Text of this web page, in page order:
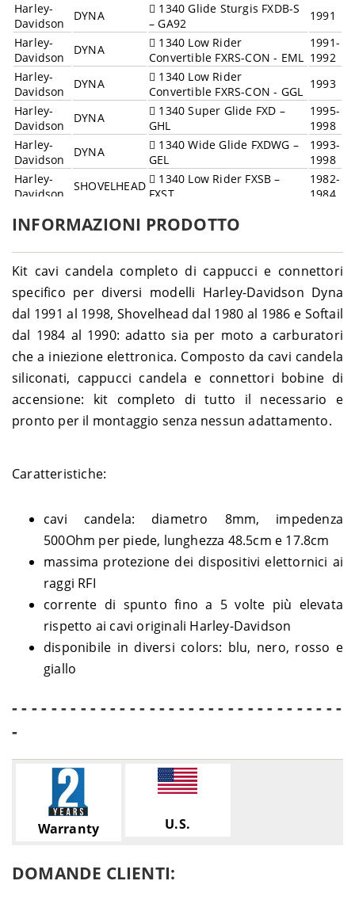
Harley-
Davidson
DYNA
1340 Glide Sturgis FXDB-S
– GA92
1991
Harley-
Davidson
DYNA
1340 Low Rider
Convertible FXRS-CON - EML
1991-
1992
Harley-
Davidson
DYNA
1340 Low Rider
Convertible FXRS-CON - GGL
1993
Harley-
Davidson
DYNA
1340 Super Glide FXD –
GHL
1995-
1998
Harley-
Davidson
DYNA
1340 Wide Glide FXDWG –
GEL
1993-
1998
Harley-
Davidson
SHOVELHEAD
1340 Low Rider FXSB –
FXST
1982-
1984
Davidson
SHOVELHEAD 1340 Sturgis FXB – FXB
SOFTAIL 1340 Custom FXSTC – BKL
Harley-
Davidson
SOFTAIL 1340 FXST – BHL
1984-
1991
Harley-
Davidson
SOFTAIL 1340 Heritage FLST – BJL
1987-
1990
INFORMAZIONI PRODOTTO
Kit cavi candela completo di cappucci e connettori
specifico per diversi modelli Harley-Davidson Dyna
dal 1991 al 1998, Shovelhead dal 1980 al 1986 e Softail
dal 1984 al 1990: adatto sia per moto a carburatori
che a iniezione elettronica. Composto da cavi candela
siliconati, cappucci candela e connettori bobine di
accensione: kit completo di tutto il necessario e
pronto per il montaggio senza nessun adattamento.
Caratteristiche:
cavi candela: diametro 8mm, impedenza
500Ohm per piede, lunghezza 48.5cm e 17.8cm
massima protezione dei dispositivi elettornici ai
raggi RFI
corrente di spunto fino a 5 volte più elevata
rispetto ai cavi originali Harley-Davidson
disponibile in diversi colors: blu, nero, rosso e
giallo
- - - - - - - - - - - - - - - - - - - - - - - - - - - - - - - - - -
-
Warranty U.S.
DOMANDE CLIENTI: